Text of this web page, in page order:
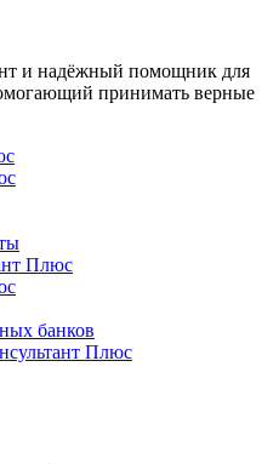
и надёжный помощник для
принимать верные
Плюс
банков
Плюс